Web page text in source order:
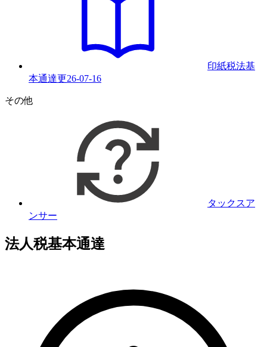
印紙税法基
本通達更26-07-16
その他
タックスア
ンサー
法人税基本通達